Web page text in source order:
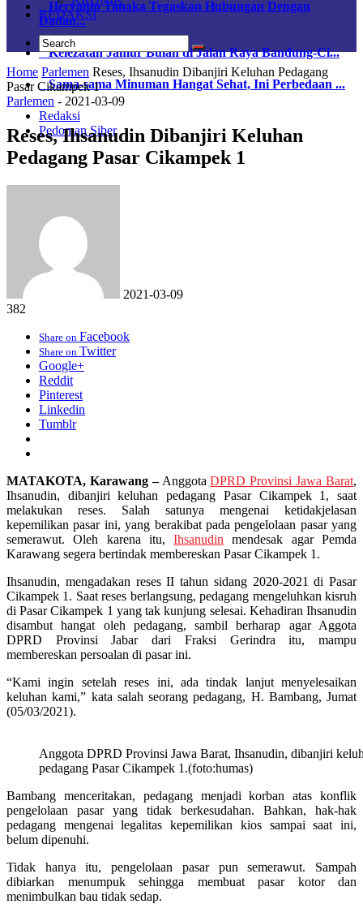
Heryanto Tanaka Tegaskan Hubungan Dengan
Dadan...
Kelezatan Jamur Bulan di Jalan Raya Bandung-Ci...
Sama-sama Minuman Hangat Sehat, Ini Perbedaan ...
Redaksi
Pedoman Siber
REDAKSI
Home Parlemen Reses, Ihsanudin Dibanjiri Keluhan Pedagang
Pasar Cikampek 1
Parlemen - 2021-03-09
Reses, Ihsanudin Dibanjiri Keluhan
Pedagang Pasar Cikampek 1
2021-03-09
382
Share on Facebook
Share on Twitter
Google+
Reddit
Pinterest
Linkedin
Tumblr
MATAKOTA, Karawang –AnggotaDPRD Provinsi Jawa Barat,
Ihsanudin, dibanjiri keluhan pedagang Pasar Cikampek 1, saat
melakukan reses. Salah satunya mengenai ketidakjelasan
kepemilikan pasar ini, yang berakibat pada pengelolaan pasar yang
semerawut. Oleh karena itu,Ihsanudin mendesak agar Pemda
Karawang segera bertindak membereskan Pasar Cikampek 1.
Ihsanudin, mengadakan reses II tahun sidang 2020-2021 di Pasar
Cikampek 1. Saat reses berlangsung, pedagang mengeluhkan kisruh
di Pasar Cikampek 1 yang tak kunjung selesai. Kehadiran Ihsanudin
disambut hangat oleh pedagang, sambil berharap agar Aggota
DPRD Provinsi Jabar dari Fraksi Gerindra itu, mampu
membereskan persoalan di pasar ini.
“Kami ingin setelah reses ini, ada tindak lanjut menyelesaikan
keluhan kami,” kata salah seorang pedagang, H. Bambang, Jumat
(05/03/2021).
Anggota DPRD Provinsi Jawa Barat, Ihsanudin, dibanjiri
pedagang Pasar Cikampek 1.(foto:humas)
Bambang menceritakan, pedagang menjadi korban atas konflik
pengelolaan pasar yang tidak berkesudahan. Bahkan, hak-hak
pedagang mengenai legalitas kepemilikan kios sampai saat ini,
belum dipenuhi.
Tidak hanya itu, pengelolaan pasar pun semerawut. Sampah
dibiarkan menumpuk sehingga membuat pasar kotor dan
menimbulkan bau tidak sedap.